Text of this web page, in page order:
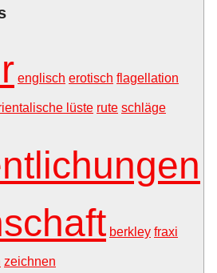
englisch erotisch flagellation
lüste rute schläge
berkley fraxi
zeichnen